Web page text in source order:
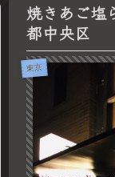
焼きあご塩
都中央区
東京